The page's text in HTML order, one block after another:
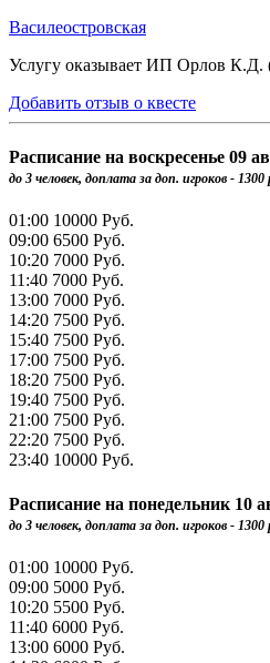
Василеостровская
Услугу оказывает ИП Орлов
Добавить отзыв о квесте
Расписание на воскресенье 09
до 3 человек, доплата за доп. игроков - 1300
01:00 10000 Руб.
09:00 6500 Руб.
10:20 7000 Руб.
11:40 7000 Руб.
13:00 7000 Руб.
14:20 7500 Руб.
15:40 7500 Руб.
17:00 7500 Руб.
18:20 7500 Руб.
19:40 7500 Руб.
21:00 7500 Руб.
22:20 7500 Руб.
23:40 10000 Руб.
Расписание на понедельник 10
до 3 человек, доплата за доп. игроков - 1300
01:00 10000 Руб.
09:00 5000 Руб.
10:20 5500 Руб.
11:40 6000 Руб.
13:00 6000 Руб.